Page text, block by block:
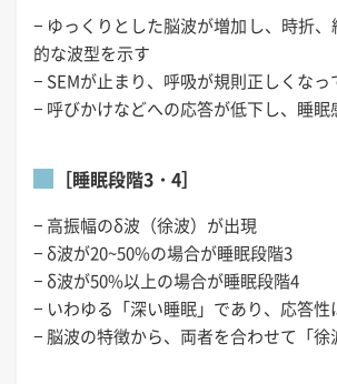
− ゆっくりとした脳波が増加し、時折
的な波型を示す
− SEMが止まり、呼吸が規則正しくなっ
− 呼びかけなどへの応答が低下し、睡眠
［睡眠段階3・4］
− 高振幅のδ波（徐波）が出現
− δ波が20~50%の場合が睡眠段階3
− δ波が50%以上の場合が睡眠段階4
− いわゆる「深い睡眠」であり、応答性
− 脳波の特徴から、両者を合わせて「徐